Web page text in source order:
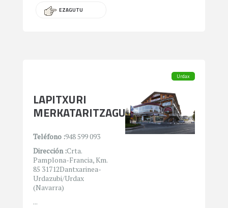
EZAGUTU
Urdax
LAPITXURI
MERKATARITZAGUNEA
Teléfono :948 599 093
Dirección :Crta.
Pamplona-Francia, Km.
85 31712Dantxarinea-
Urdazubi/Urdax
(Navarra)
...